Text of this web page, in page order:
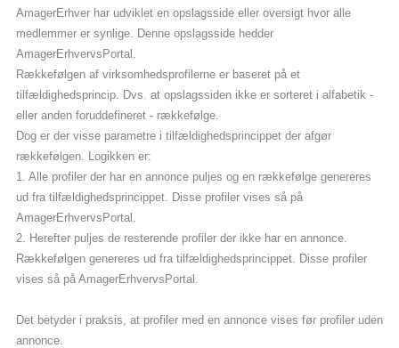
AmagerErhver har udviklet en opslagsside eller oversigt hvor alle
medlemmer er synlige. Denne opslagsside hedder
AmagerErhvervsPortal.
Rækkefølgen af virksomhedsprofilerne er baseret på et
tilfældighedsprincip. Dvs. at opslagssiden ikke er sorteret i alfabetik -
eller anden foruddefineret - rækkefølge.
Dog er der visse parametre i tilfældighedsprincippet der afgør
rækkefølgen. Logikken er:
1. Alle profiler der har en annonce puljes og en rækkefølge genereres
ud fra tilfældighedsprincippet. Disse profiler vises så på
AmagerErhvervsPortal.
2. Herefter puljes de resterende profiler der ikke har en annonce.
Rækkefølgen genereres ud fra tilfældighedsprincippet. Disse profiler
vises så på AmagerErhvervsPortal.
Det betyder i praksis, at profiler med en annonce vises før profiler uden
annonce.